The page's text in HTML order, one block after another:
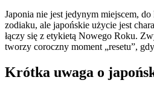
Japonia nie jest jedynym miejscem,
zodiaku, ale japońskie użycie jest
łączy się z etykietą Nowego Roku.
tworzy coroczny moment „resetu”,
Krótka uwaga o